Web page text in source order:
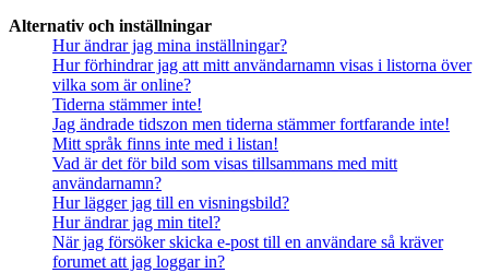
Alternativ och inställningar
Hur ändrar jag mina inställningar?
Hur förhindrar jag att mitt användarnamn visas i listorna över
vilka som är online?
Tiderna stämmer inte!
Jag ändrade tidszon men tiderna stämmer fortfarande inte!
Mitt språk finns inte med i listan!
Vad är det för bild som visas tillsammans med mitt
användarnamn?
Hur lägger jag till en visningsbild?
Hur ändrar jag min titel?
När jag försöker skicka e-post till en användare så kräver
forumet att jag loggar in?